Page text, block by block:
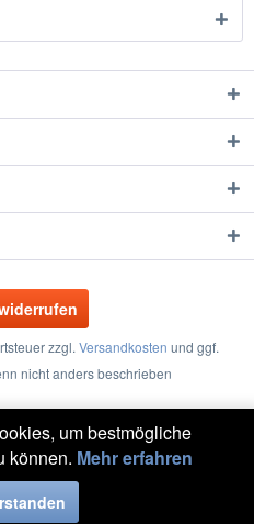
zzgl. Versandkosten und ggf.
nicht anders beschrieben
Datenschutz
AGB
um bestmögliche
können. Mehr erfahren